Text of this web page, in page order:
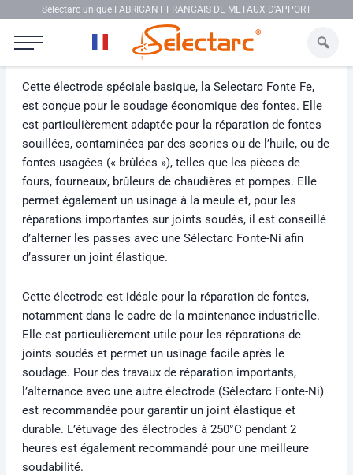
Aller au contenuSelectarc unique FABRICANT FRANCAIS DE METAUX D'APPORT
Cette électrode spéciale basique, la Selectarc Fonte Fe,
est conçue pour le soudage économique des fontes. Elle
est particulièrement adaptée pour la réparation de fontes
souillées, contaminées par des scories ou de l’huile, ou de
fontes usagées (« brûlées »), telles que les pièces de
fours, fourneaux, brûleurs de chaudières et pompes. Elle
permet également un usinage à la meule et, pour les
réparations importantes sur joints soudés, il est conseillé
d’alterner les passes avec une Sélectarc Fonte-Ni afin
d’assurer un joint élastique.
Cette électrode est idéale pour la réparation de fontes,
notamment dans le cadre de la maintenance industrielle.
Elle est particulièrement utile pour les réparations de
joints soudés et permet un usinage facile après le
soudage. Pour des travaux de réparation importants,
l’alternance avec une autre électrode (Sélectarc Fonte-Ni)
est recommandée pour garantir un joint élastique et
durable. L’étuvage des électrodes à 250°C pendant 2
heures est également recommandé pour une meilleure
soudabilité.